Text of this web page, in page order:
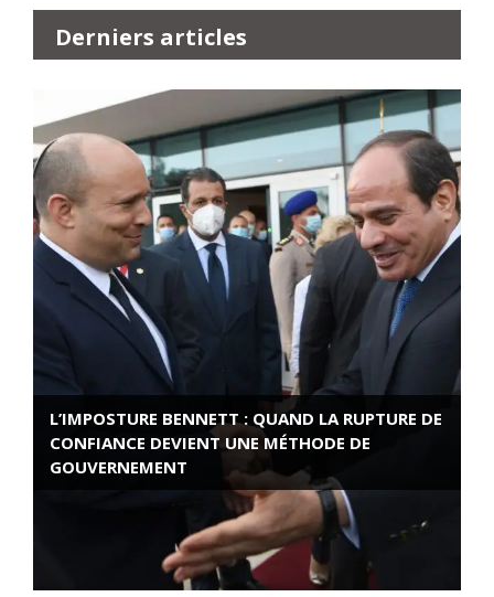
Derniers articles
L’IMPOSTURE BENNETT : QUAND LA RUPTURE DE
CONFIANCE DEVIENT UNE MÉTHODE DE
GOUVERNEMENT
ROSE VALLAND, HEROÏNE DE LA RESISTANCE